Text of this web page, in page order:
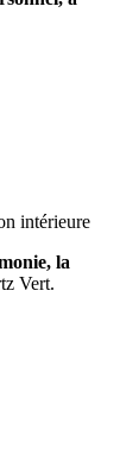
intérieure
la
Vert.